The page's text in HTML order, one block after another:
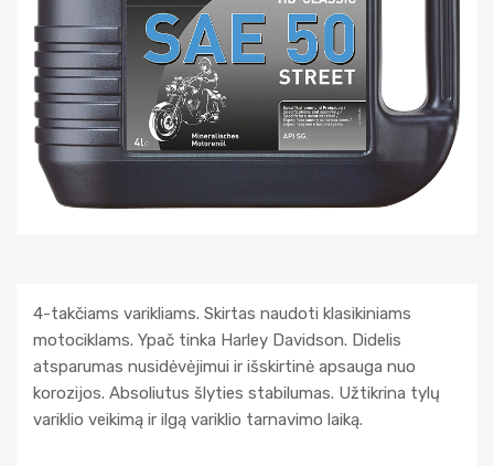
4-takčiams varikliams. Skirtas naudoti klasikiniams
motociklams. Ypač tinka Harley Davidson. Didelis
atsparumas nusidėvėjimui ir išskirtinė apsauga nuo
korozijos. Absoliutus šlyties stabilumas. Užtikrina tylų
variklio veikimą ir ilgą variklio tarnavimo laiką.